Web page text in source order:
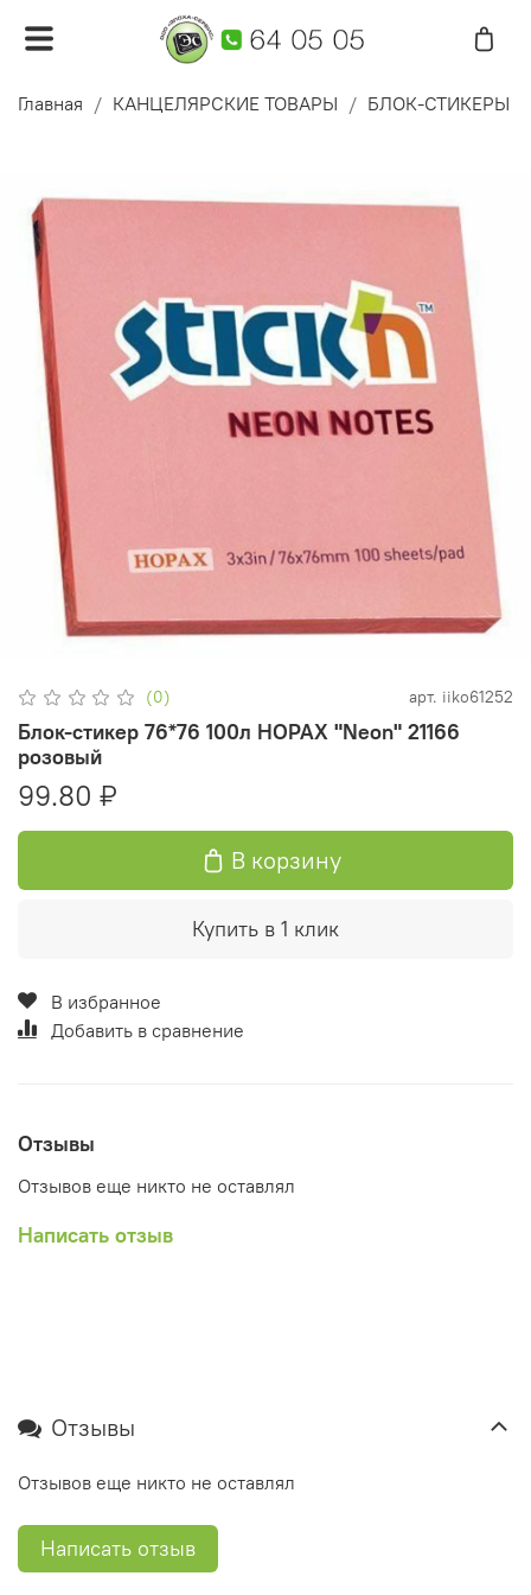
Главная КАНЦЕЛЯРСКИЕ ТОВАРЫ БЛОК-СТИКЕРЫ
(0) арт. iiko61252
Блок-стикер 76*76 100л HOPAX "Neon" 21166
розовый
99.80 ₽
В корзину
Купить в 1 клик
В избранное
Добавить в сравнение
Отзывы
Отзывов еще никто не оставлял
Написать отзыв
Отзывы
Отзывов еще никто не оставлял
Написать отзыв